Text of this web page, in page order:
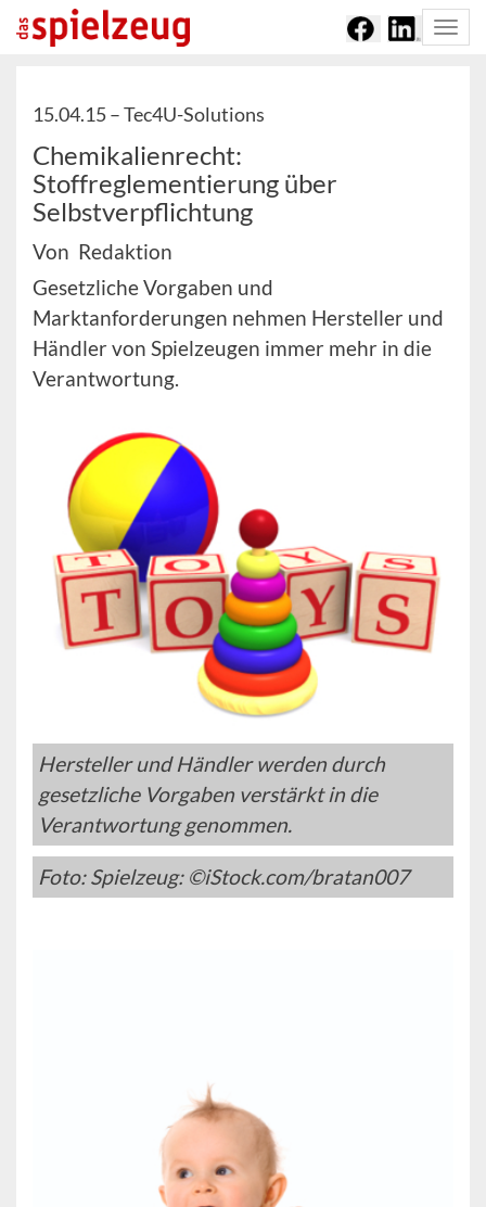
15.04.15 –Tec4U-Solutions
Chemikalienrecht:
Stoffreglementierung über
Selbstverpflichtung
Von Redaktion
Gesetzliche Vorgaben und
Marktanforderungen nehmen Hersteller und
Händler von Spielzeugen immer mehr in die
Verantwortung.
Hersteller und Händler werden durch
gesetzliche Vorgaben verstärkt in die
Verantwortung genommen.
Foto: Spielzeug: ©iStock.com/bratan007